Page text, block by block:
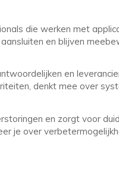
die werken met
en blijven
en
denkt mee over
en zorgt voor
je over